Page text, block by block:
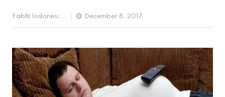
Fabfit Indonesi... December 8, 2017